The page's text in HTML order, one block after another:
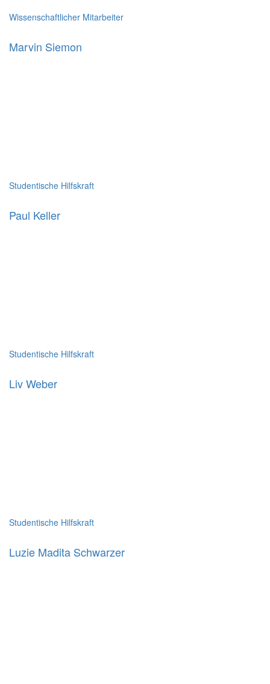
Wissenschaftlicher Mitarbeiter
Marvin Siemon
Studentische Hilfskraft
Paul Keller
Studentische Hilfskraft
Liv Weber
Studentische Hilfskraft
Luzie Madita Schwarzer